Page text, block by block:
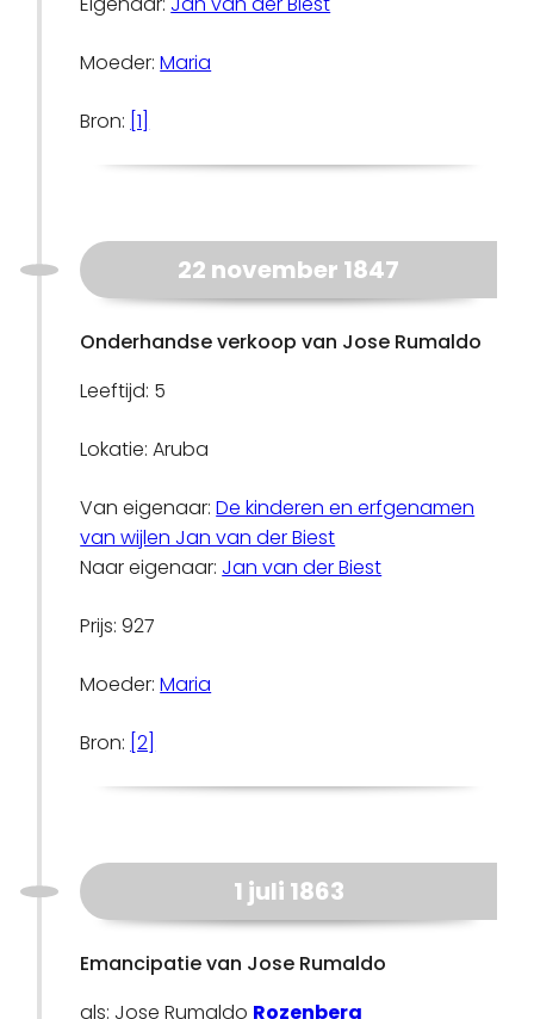
Moeder:Maria
Bron: [1]
22 november 1847
Onderhandse verkoop van Jose Rumaldo
Leeftijd: 5
Lokatie: Aruba
Van eigenaar:De kinderen en erfgenamen
van wijlen Jan van der Biest
Naar eigenaar: Jan van der Biest
Prijs: 927
Moeder:Maria
Bron: [2]
1 juli 1863
Emancipatie van Jose Rumaldo
als: Jose Rumaldo Rozenberg